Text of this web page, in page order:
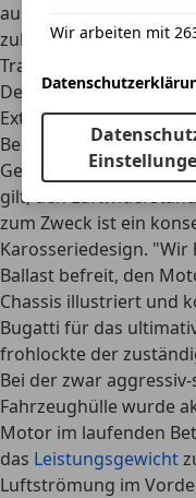
ausgeschlossen, dass
zukünftig über
Transaktionen den
Design
Exterieur
Bei der Formgebung
Gewicht die
gilt, den
zum Zweck ist ein
Karosseriedesign. "Wir
Ballast befreit, den
Chassis illustriert und
Bugatti für das
frohlockte der
Bei der zwar
Fahrzeughülle wurde
Motor im laufenden
das Leistungsgewicht
Luftströmung im
Wir arbeiten mit